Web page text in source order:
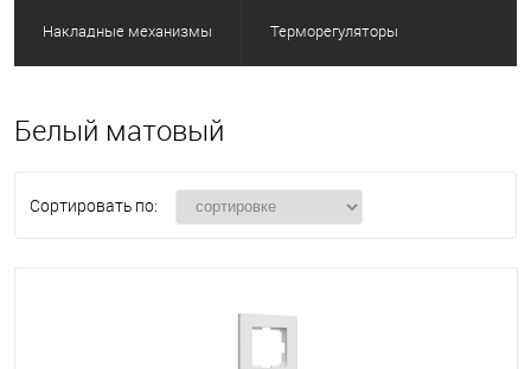
Накладные механизмы Терморегуляторы
Белый матовый
Сортировать по: